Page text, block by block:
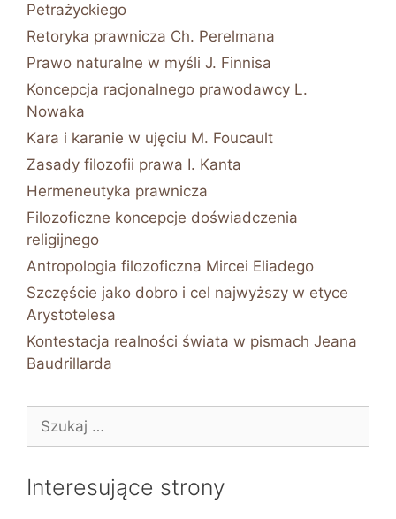
Petrażyckiego
Retoryka prawnicza Ch. Perelmana
Prawo naturalne w myśli J. Finnisa
Koncepcja racjonalnego prawodawcy L.
Nowaka
Kara i karanie w ujęciu M. Foucault
Zasady filozofii prawa I. Kanta
Hermeneutyka prawnicza
Filozoficzne koncepcje doświadczenia
religijnego
Antropologia filozoficzna Mircei Eliadego
Szczęście jako dobro i cel najwyższy w etyce
Arystotelesa
Kontestacja realności świata w pismach Jeana
Baudrillarda
Szukaj:
Interesujące strony